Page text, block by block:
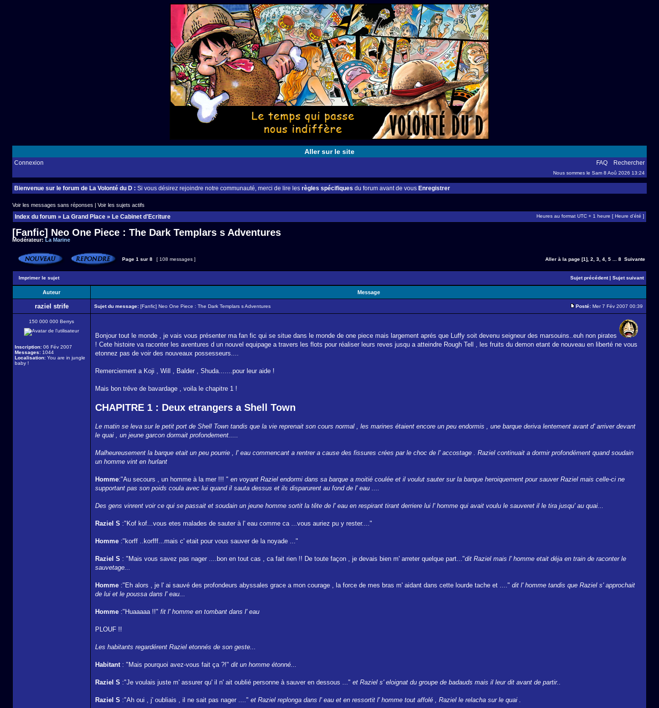
Aller sur le site
Connexion FAQ Rechercher
Nous sommes le Sam 8 Aoû 2026 13:24
Bienvenue sur le forum de La Volonté du D : Si vous désirez rejoindre notre communauté, merci de lire les règles spécifiques du forum avant de vous Enregistrer
Voir les messages sans réponses | Voir les sujets actifs
Index du forum » La Grand Place » Le Cabinet d'Ecriture Heures au format UTC + 1 heure [ Heure d’été ]
[Fanfic] Neo One Piece : The Dark Templars s Adventures
Modérateur:La Marine
Page 1 sur 8 [ 108 messages ] Aller à la page [1] 2 3 4 5 8 Suivante
Imprimer le sujet Sujet précédent| Sujet suivant
Auteur Message
raziel strife Sujet du message: [Fanfic] Neo One Piece : The Dark Templars s Adventures Posté: Mer 7 Fév 2007 00:39
150 000 000 Berrys
Inscription: 06 Fév 2007
Messages: 1044
Localisation: You are in jungle
baby !
Bonjour tout le monde , je vais vous présenter ma fan fic qui se situe dans le monde de one piece mais largement aprés que Luffy soit devenu seigneur des marsouins..euh non pirates
! Cete histoire va raconter les aventures d un nouvel equipage a travers les flots pour réaliser leurs reves jusqu a atteindre Rough Tell , les fruits du demon etant de nouveau en liberté ne vous
etonnez pas de voir des nouveaux possesseurs....
Remerciement a Koji , Will , Balder , Shuda.......pour leur aide !
Mais bon trêve de bavardage , voila le chapitre 1 !
CHAPITRE 1 : Deux etrangers a Shell Town
Le matin se leva sur le petit port de Shell Town tandis que la vie reprenait son cours normal , les marines étaient encore un peu endormis , une barque deriva lentement avant d' arriver devant
le quai , un jeune garcon dormait profondement.....
Malheureusement la barque etait un peu pourrie , l' eau commencant a rentrer a cause des fissures crées par le choc de l' accostage . Raziel continuait a dormir profondément quand soudain
un homme vint en hurlant
Homme:"Au secours , un homme à la mer !!! " en voyant Raziel endormi dans sa barque a moitié coulée et il voulut sauter sur la barque heroiquement pour sauver Raziel mais celle-ci ne
supportant pas son poids coula avec lui quand il sauta dessus et ils disparurent au fond de l' eau ....
Des gens vinrent voir ce qui se passait et soudain un jeune homme sortit la tête de l' eau en respirant tirant derriere lui l' homme qui avait voulu le sauveret il le tira jusqu' au quai...
Raziel S :"Kof kof...vous etes malades de sauter à l' eau comme ca ...vous auriez pu y rester...."
Homme :"korff ..korfff...mais c' etait pour vous sauver de la noyade ..."
Raziel S : "Mais vous savez pas nager ....bon en tout cas , ca fait rien !! De toute façon , je devais bien m' arreter quelque part..."dit Raziel mais l' homme etait déja en train de raconter le
sauvetage...
Homme :"Eh alors , je l' ai sauvé des profondeurs abyssales grace a mon courage , la force de mes bras m' aidant dans cette lourde tache et ...." dit l' homme tandis que Raziel s' approchait
de lui et le poussa dans l' eau...
Homme :"Huaaaaa !!" fit l' homme en tombant dans l' eau
PLOUF !!
Les habitants regardérent Raziel etonnés de son geste...
Habitant: "Mais pourquoi avez-vous fait ça ?!" dit un homme étonné...
Raziel S :"Je voulais juste m' assurer qu' il n' ait oublié personne à sauver en dessous ..." et Raziel s' eloignat du groupe de badauds mais il leur dit avant de partir..
Raziel S :"Ah oui , j' oubliais , il ne sait pas nager ...." et Raziel replonga dans l' eau et en ressortit l' homme tout affolé , Raziel le relacha sur le quai .